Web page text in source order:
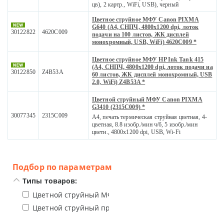
цв), 2 картр., WiFi, USB), черный
30122822 4620C009
Цветное струйное МФУ Canon PIXMA
G640 (А4, СНПЧ, 4800x1200 dpi, лоток
подачи на 100 листов, ЖК дисплей
монохромный, USB, WiFi) 4620C009 *
30122850 Z4B53A
Цветное струйное МФУ HP Ink Tank 415
(А4, СНПЧ, 4800x1200 dpi, лоток подачи на
60 листов, ЖК дисплей монохромный, USB
2.0, WiFi) Z4B53A *
30077345 2315C009
Цветной струйный МФУ Canon PIXMA
G3410 (2315C009) *
A4, печать термическая струйная цветная, 4-
цветная, 8.8 изобр./мин ч/б, 5 изобр./мин
цветн., 4800x1200 dpi, USB, Wi-Fi
Подбор по параметрам
Типы товаров:
Цветной струйный МФУ
Цветной струйный принтер